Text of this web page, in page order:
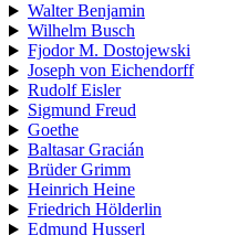
Walter Benjamin
Wilhelm Busch
Fjodor M. Dostojewski
Joseph von Eichendorff
Rudolf Eisler
Sigmund Freud
Goethe
Baltasar Gracián
Brüder Grimm
Heinrich Heine
Friedrich Hölderlin
Edmund Husserl